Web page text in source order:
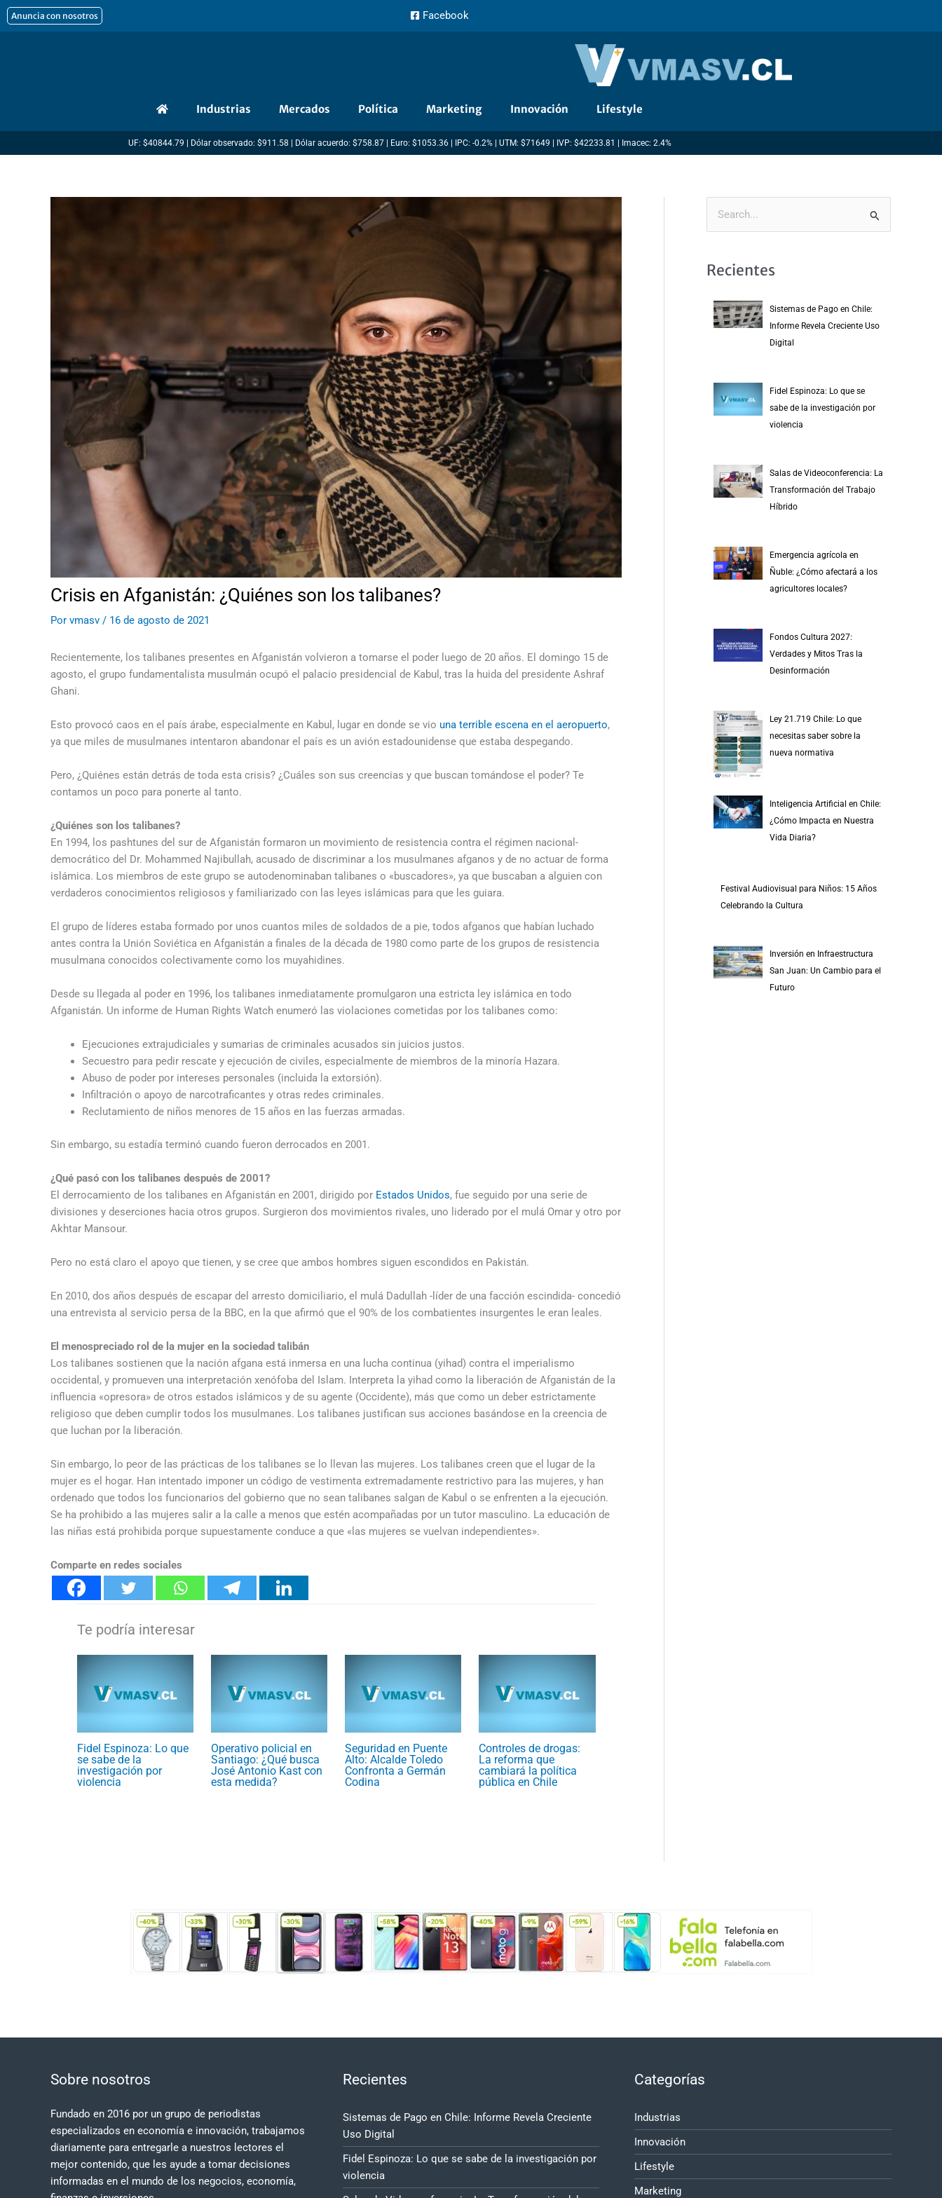
al
Anuncia con nosotros Facebook
Industrias Mercados Política Marketing Innovación Lifestyle
UF: $40844.79 | Dólar observado: $911.58 | Dólar acuerdo: $758.87 | Euro: $1053.36 | IPC: -0.2% | UTM: $71649 | IVP: $42233.81 | Imacec: 2.4%
Crisis en Afganistán: ¿Quiénes son los talibanes?
Por vmasv / 16 de agosto de 2021
Recientemente, los talibanes presentes en Afganistán volvieron a tomarse el poder luego de 20 años. El domingo 15 de
agosto, el grupo fundamentalista musulmán ocupó el palacio presidencial de Kabul, tras la huida del presidente Ashraf
Ghani.
Esto provocó caos en el país árabe, especialmente en Kabul, lugar en donde se vio una terrible escena en el aeropuerto,
ya que miles de musulmanes intentaron abandonar el país es un avión estadounidense que estaba despegando.
Pero, ¿Quiénes están detrás de toda esta crisis? ¿Cuáles son sus creencias y que buscan tomándose el poder? Te
contamos un poco para ponerte al tanto.
¿Quiénes son los talibanes?
En 1994, los pashtunes del sur de Afganistán formaron un movimiento de resistencia contra el régimen nacional-
democrático del Dr. Mohammed Najibullah, acusado de discriminar a los musulmanes afganos y de no actuar de forma
islámica. Los miembros de este grupo se autodenominaban talibanes o «buscadores», ya que buscaban a alguien con
verdaderos conocimientos religiosos y familiarizado con las leyes islámicas para que les guiara.
El grupo de líderes estaba formado por unos cuantos miles de soldados de a pie, todos afganos que habían luchado
antes contra la Unión Soviética en Afganistán a finales de la década de 1980 como parte de los grupos de resistencia
musulmana conocidos colectivamente como los muyahidines.
Desde su llegada al poder en 1996, los talibanes inmediatamente promulgaron una estricta ley islámica en todo
Afganistán. Un informe de Human Rights Watch enumeró las violaciones cometidas por los talibanes como:
Ejecuciones extrajudiciales y sumarias de criminales acusados sin juicios justos.
Secuestro para pedir rescate y ejecución de civiles, especialmente de miembros de la minoría Hazara.
Abuso de poder por intereses personales (incluida la extorsión).
Infiltración o apoyo de narcotraficantes y otras redes criminales.
Reclutamiento de niños menores de 15 años en las fuerzas armadas.
Sin embargo, su estadía terminó cuando fueron derrocados en 2001.
¿Qué pasó con los talibanes después de 2001?
El derrocamiento de los talibanes en Afganistán en 2001, dirigido por Estados Unidos, fue seguido por una serie de
divisiones y deserciones hacia otros grupos. Surgieron dos movimientos rivales, uno liderado por el mulá Omar y otro por
Akhtar Mansour.
Pero no está claro el apoyo que tienen, y se cree que ambos hombres siguen escondidos en Pakistán.
En 2010, dos años después de escapar del arresto domiciliario, el mulá Dadullah -líder de una facción escindida- concedió
una entrevista al servicio persa de la BBC, en la que afirmó que el 90% de los combatientes insurgentes le eran leales.
El menospreciado rol de la mujer en la sociedad talibán
Los talibanes sostienen que la nación afgana está inmersa en una lucha continua (yihad) contra el imperialismo
occidental, y promueven una interpretación xenófoba del Islam. Interpreta la yihad como la liberación de Afganistán de la
influencia «opresora» de otros estados islámicos y de su agente (Occidente), más que como un deber estrictamente
religioso que deben cumplir todos los musulmanes. Los talibanes justifican sus acciones basándose en la creencia de
que luchan por la liberación.
Sin embargo, lo peor de las prácticas de los talibanes se lo llevan las mujeres. Los talibanes creen que el lugar de la
mujer es el hogar. Han intentado imponer un código de vestimenta extremadamente restrictivo para las mujeres, y han
ordenado que todos los funcionarios del gobierno que no sean talibanes salgan de Kabul o se enfrenten a la ejecución.
Se ha prohibido a las mujeres salir a la calle a menos que estén acompañadas por un tutor masculino. La educación de
las niñas está prohibida porque supuestamente conduce a que «las mujeres se vuelvan independientes».
Comparte en redes sociales
Fidel Espinoza: Lo que
se sabe de la
investigación por
violencia
Operativo policial en
Santiago: ¿Qué busca
José Antonio Kast con
esta medida?
Seguridad en Puente
Alto: Alcalde Toledo
Confronta a Germán
Codina
Controles de drogas:
La reforma que
cambiará la política
pública en Chile
Recientes
Sistemas de Pago en Chile:
Informe Revela Creciente Uso
Digital
Fidel Espinoza: Lo que se
sabe de la investigación por
violencia
Salas de Videoconferencia: La
Transformación del Trabajo
Híbrido
Emergencia agrícola en
Ñuble: ¿Cómo afectará a los
agricultores locales?
Fondos Cultura 2027:
Verdades y Mitos Tras la
Desinformación
Ley 21.719 Chile: Lo que
necesitas saber sobre la
nueva normativa
Inteligencia Artificial en Chile:
¿Cómo Impacta en Nuestra
Vida Diaria?
Festival Audiovisual para Niños: 15 Años
Celebrando la Cultura
Inversión en Infraestructura
San Juan: Un Cambio para el
Futuro
Sobre nosotros
Fundado en 2016 por un grupo de periodistas
especializados en economía e innovación, trabajamos
diariamente para entregarle a nuestros lectores el
mejor contenido, que les ayude a tomar decisiones
informadas en el mundo de los negocios, economía,
Recientes
Sistemas de Pago en Chile: Informe Revela Creciente
Uso Digital
Fidel Espinoza: Lo que se sabe de la investigación por
violencia
Categorías
Industrias
Innovación
Lifestyle
Marketing